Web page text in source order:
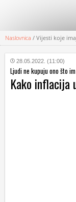
KATEGORIJE
HRVATSKI
WEB
Naslovnica / Vijesti koje
28.05.2022. (11:00)
Ljudi ne kupuju ono što
Kako inflacija